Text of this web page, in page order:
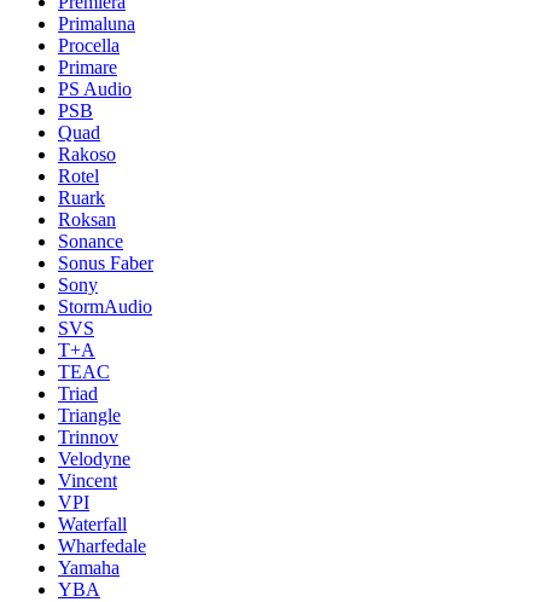
Primaluna
Procella
Primare
PS Audio
PSB
Quad
Rakoso
Rotel
Ruark
Roksan
Sonance
Sonus Faber
Sony
StormAudio
SVS
T+A
TEAC
Triad
Triangle
Trinnov
Velodyne
Vincent
VPI
Waterfall
Wharfedale
Yamaha
YBA